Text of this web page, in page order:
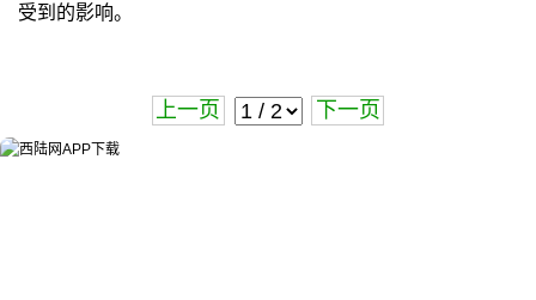
受到的影响。
上一页 下一页